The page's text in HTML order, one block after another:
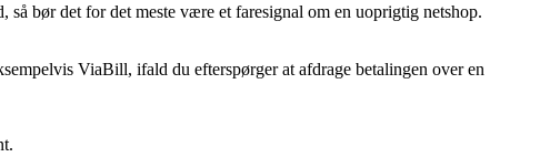
bør det for det meste være et faresignal om en uoprigtig netshop.
ViaBill, ifald du efterspørger at afdrage betalingen over en